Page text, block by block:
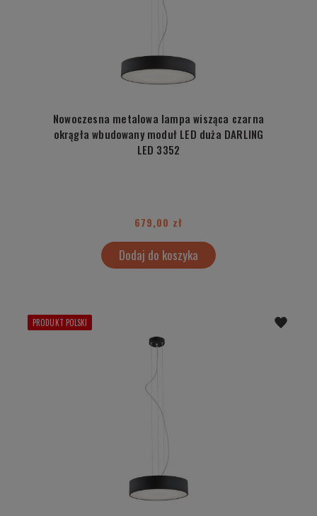
Nowoczesna metalowa lampa wisząca czarna
okrągła wbudowany moduł LED duża DARLING
LED 3352
679,00 zł
Dodaj do koszyka
PRODUKT POLSKI